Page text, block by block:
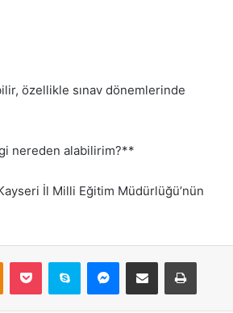
özellikle sınav dönemlerinde
nereden alabilirim?**
İl Milli Eğitim Müdürlüğü’nün
Odnoklassniki
Pocket Skype Messenger
E-Posta ile paylaş Yazdır